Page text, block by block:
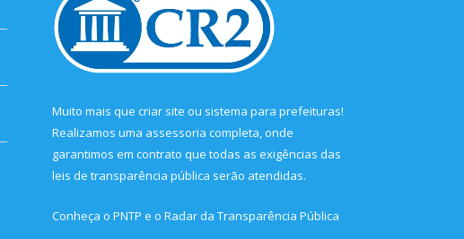
Muito mais que criar site ou sistema para prefeituras!
Realizamos uma assessoria completa, onde
garantimos em contrato que todas as exigências das
leis de transparência pública serão atendidas.
Conheça o PNTP e o Radar da Transparência Pública